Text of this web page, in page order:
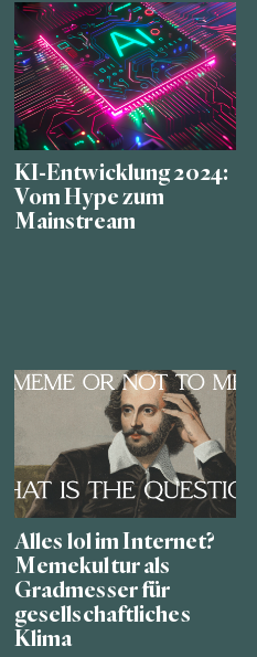
KI-Entwicklung 2024:
Vom Hype zum
Mainstream
Alles lol im Internet?
Memekultur als
Gradmesser für
gesellschaftliches
Klima